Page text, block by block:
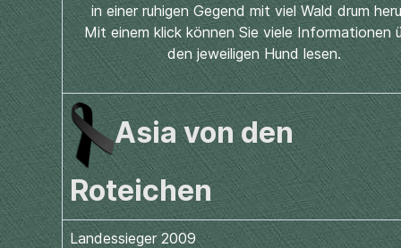
in einer ruhigen Gegend mit viel Wald drum
Mit einem klick können Sie viele Informationen
den jeweiligen Hund lesen.
Asia von den
Roteichen
Landessieger 2009